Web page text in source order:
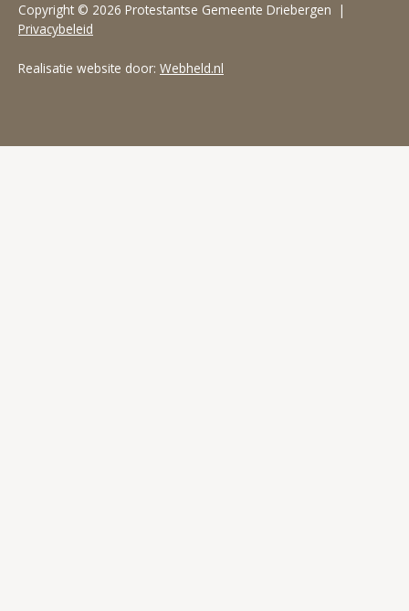
Copyright © 2026 Protestantse Gemeente Driebergen |
Privacybeleid
Realisatie website door: Webheld.nl